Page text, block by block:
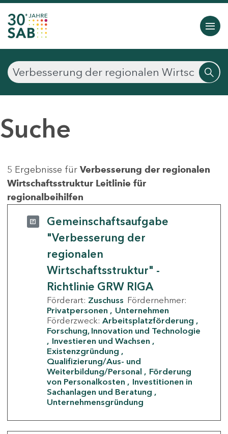
Suche
5 Ergebnisse für Verbesserung der regionalen
Wirtschaftsstruktur Leitlinie für
regionalbeihilfen
Gemeinschaftsaufgabe
"Verbesserung der
regionalen
Wirtschaftsstruktur" -
Richtlinie GRW RIGA
Förderart: Zuschuss Fördernehmer:
Privatpersonen
Unternehmen
Förderzweck: Arbeitsplatzförderung
Forschung, Innovation und Technologie
Investieren und Wachsen
Existenzgründung
Qualifizierung/Aus- und
Weiterbildung/Personal
Förderung
von Personalkosten
Investitionen in
Sachanlagen und Beratung
Unternehmensgründung